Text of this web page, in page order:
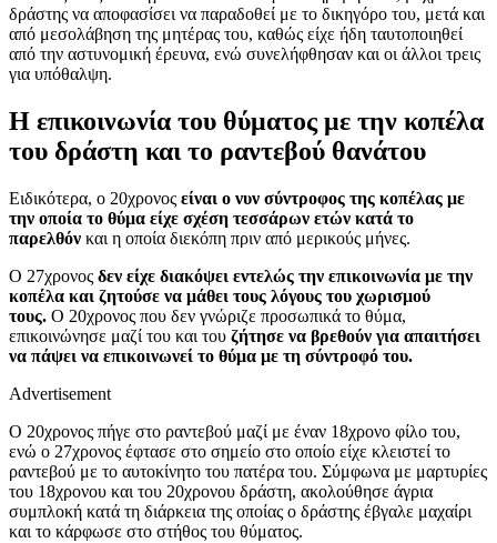
δράστης να αποφασίσει να παραδοθεί με το δικηγόρο του, μετά και
από μεσολάβηση της μητέρας του, καθώς είχε ήδη ταυτοποιηθεί
από την αστυνομική έρευνα, ενώ συνελήφθησαν και οι άλλοι τρεις
για υπόθαλψη.
Η επικοινωνία του θύματος με την κοπέλα
του δράστη και το ραντεβού θανάτου
Ειδικότερα, ο 20χρονος είναι ο νυν σύντροφος της κοπέλας με
την οποία το θύμα είχε σχέση τεσσάρων ετών κατά το
παρελθόν και η οποία διεκόπη πριν από μερικούς μήνες.
Ο 27χρονος δεν είχε διακόψει εντελώς την επικοινωνία με την
κοπέλα και ζητούσε να μάθει τους λόγους του χωρισμού
τους. Ο 20χρονος που δεν γνώριζε προσωπικά το θύμα,
επικοινώνησε μαζί του και του ζήτησε να βρεθούν για απαιτήσει
να πάψει να επικοινωνεί το θύμα με τη σύντροφό του.
Advertisement
Ο 20χρονος πήγε στο ραντεβού μαζί με έναν 18χρονο φίλο του,
ενώ ο 27χρονος έφτασε στο σημείο στο οποίο είχε κλειστεί το
ραντεβού με το αυτοκίνητο του πατέρα του. Σύμφωνα με μαρτυρίες
του 18χρονου και του 20χρονου δράστη, ακολούθησε άγρια
συμπλοκή κατά τη διάρκεια της οποίας ο δράστης έβγαλε μαχαίρι
και το κάρφωσε στο στήθος του θύματος.